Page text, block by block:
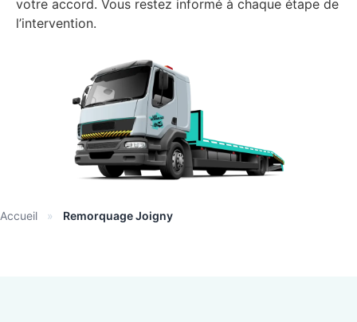
votre accord. Vous restez informé à chaque étape de
l’intervention.
Accueil » Remorquage Joigny